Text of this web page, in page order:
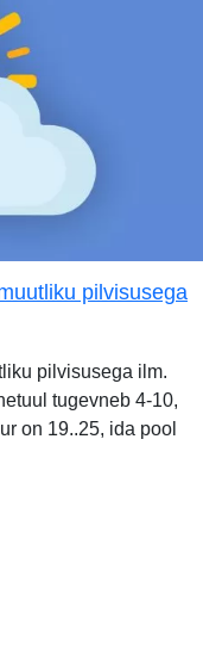
pilvisusega
pilvisusega ilm.
tugevneb 4-10,
on 19..25, ida pool